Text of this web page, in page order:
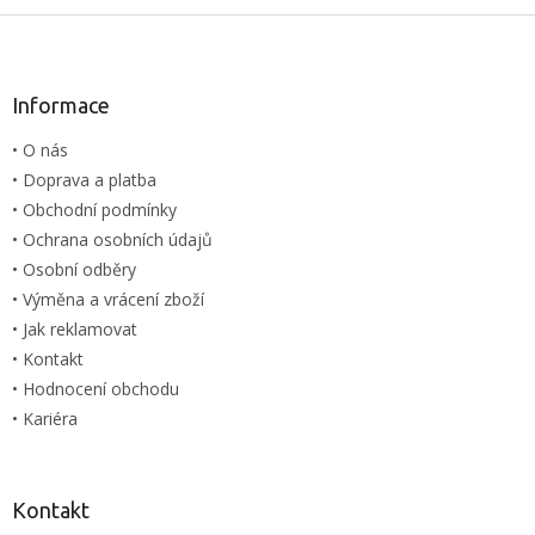
l
Informace
• O nás
• Doprava a platba
• Obchodní podmínky
• Ochrana osobních údajů
• Osobní odběry
• Výměna a vrácení zboží
• Jak reklamovat
• Kontakt
• Hodnocení obchodu
• Kariéra
Kontakt